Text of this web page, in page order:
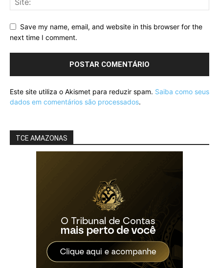
Save my name, email, and website in this browser for the
next time I comment.
Este site utiliza o Akismet para reduzir spam. Saiba como seus
dados em comentários são processados.
TCE AMAZONAS